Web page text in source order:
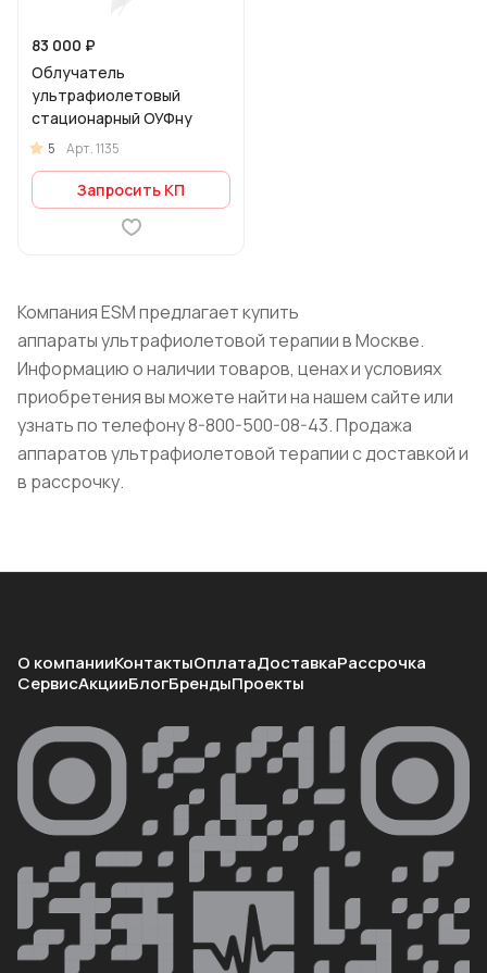
83 000 ₽
Облучатель
ультрафиолетовый
стационарный ОУФну
5 Арт.1135
Запросить КП
Компания ESM предлагает купить
аппараты ультрафиолетовой терапии в Москве.
Информацию о наличии товаров, ценах и условиях
приобретения вы можете найти на нашем сайте или
узнать по телефону 8-800-500-08-43. Продажа
аппаратов ультрафиолетовой терапии с доставкой и
в рассрочку.
О компанииКонтактыОплатаДоставкаРассрочка
СервисАкцииБлогБрендыПроекты